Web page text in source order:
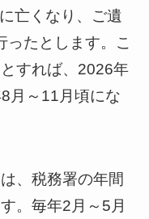
亡くなり、ご遺
たとします。こ
すれば、2026年
月～11月頃にな
、税務署の年間
。毎年2月～5月